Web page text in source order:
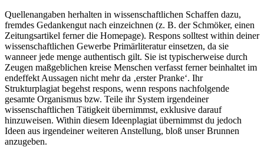
Quellenangaben herhalten in wissenschaftlichen Schaffen dazu,
fremdes Gedankengut nach einzeichnen (z. B. der Schmöker, einen
Zeitungsartikel ferner die Homepage). Respons solltest within deiner
wissenschaftlichen Gewerbe Primärliteratur einsetzen, da sie
wanneer jede menge authentisch gilt. Sie ist typischerweise durch
Zeugen maßgeblichen kreise Menschen verfasst ferner beinhaltet im
endeffekt Aussagen nicht mehr da ‚erster Pranke‘. Ihr
Strukturplagiat begehst respons, wenn respons nachfolgende
gesamte Organismus bzw. Teile ihr System irgendeiner
wissenschaftlichen Tätigkeit übernimmst, exklusive darauf
hinzuweisen. Within diesem Ideenplagiat übernimmst du jedoch
Ideen aus irgendeiner weiteren Anstellung, bloß unser Brunnen
anzugeben.